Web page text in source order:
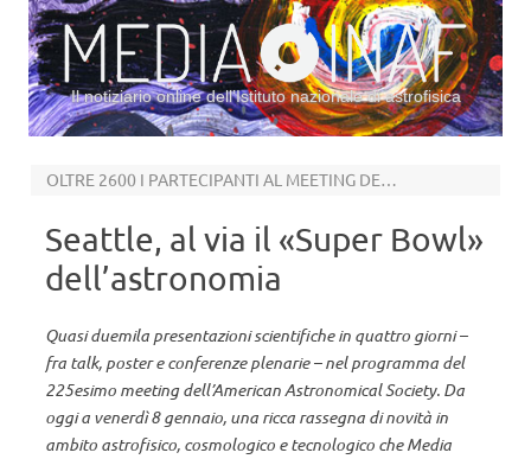
Il notiziario online dell’Istituto nazionale di astrofisica
OLTRE 2600 I PARTECIPANTI AL MEETING DELL’AAS
Seattle, al via il «Super Bowl»
dell’astronomia
Quasi duemila presentazioni scientifiche in quattro giorni –
fra talk, poster e conferenze plenarie – nel programma del
225esimo meeting dell’American Astronomical Society. Da
oggi a venerdì 8 gennaio, una ricca rassegna di novità in
ambito astrofisico, cosmologico e tecnologico che Media